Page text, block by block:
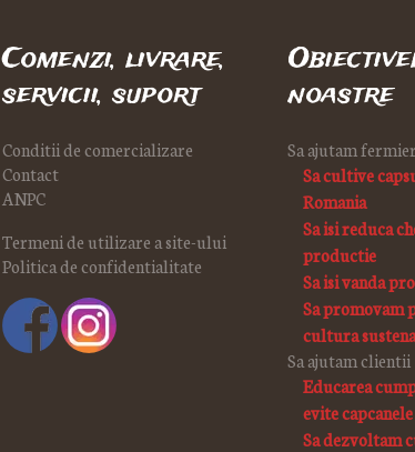
Comenzi, livrare,
servicii, suport
Conditii de comercializare
Contact
ANPC
Termeni de utilizare a site-ului
Politica de confidentialitate
noastre
Sa ajutam
Sa cultive
Romania
Sa isi reduca
productie
Sa isi vanda
Sa promovam
cultura
Sa ajutam clientii
Educarea
evite
Sa dezvoltam